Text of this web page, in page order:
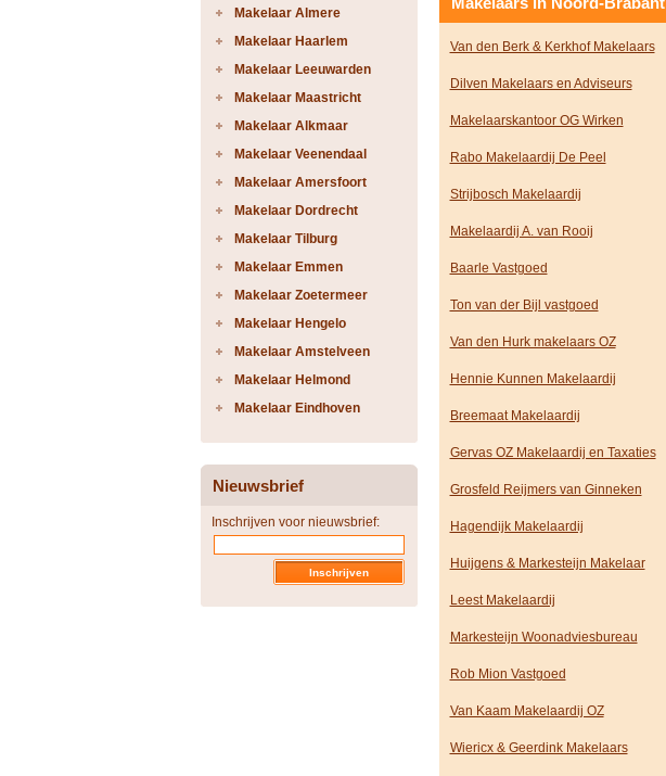
Makelaar Almere
Makelaar Haarlem
Makelaar Leeuwarden
Makelaar Maastricht
Makelaar Alkmaar
Makelaar Veenendaal
Makelaar Amersfoort
Makelaar Dordrecht
Makelaar Tilburg
Makelaar Emmen
Makelaar Zoetermeer
Makelaar Hengelo
Makelaar Amstelveen
Makelaar Helmond
Makelaar Eindhoven
Nieuwsbrief
Inschrijven voor nieuwsbrief:
Van den Berk & Kerkhof Makelaars
Dilven Makelaars en Adviseurs
Makelaarskantoor OG Wirken
Rabo Makelaardij De Peel
Strijbosch Makelaardij
Makelaardij A. van Rooij
Baarle Vastgoed
Ton van der Bijl vastgoed
Van den Hurk makelaars OZ
Hennie Kunnen Makelaardij
Breemaat Makelaardij
Gervas OZ Makelaardij en Taxaties
Grosfeld Reijmers van Ginneken
Hagendijk Makelaardij
Huijgens & Markesteijn Makelaar
Leest Makelaardij
Markesteijn Woonadviesbureau
Rob Mion Vastgoed
Van Kaam Makelaardij OZ
Wiericx & Geerdink Makelaars